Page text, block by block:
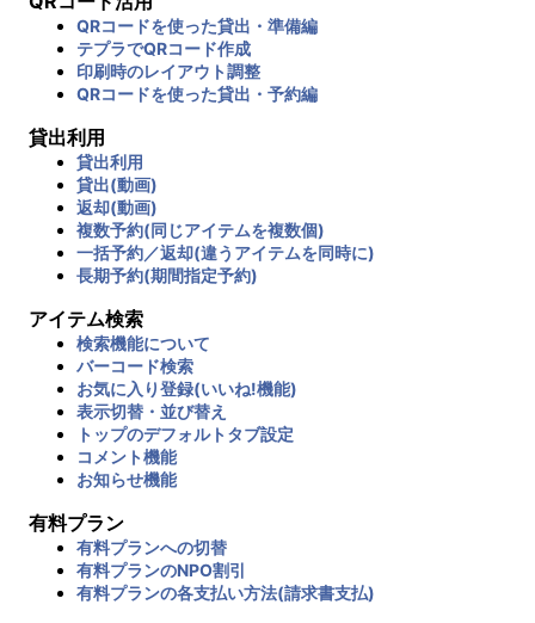
QRコードを使った貸出・準備編
テプラでQRコード作成
印刷時のレイアウト調整
QRコードを使った貸出・予約編
貸出利用
貸出利用
貸出(動画)
返却(動画)
複数予約(同じアイテムを複数個)
一括予約／返却(違うアイテムを同時に)
長期予約(期間指定予約)
アイテム検索
検索機能について
バーコード検索
お気に入り登録(いいね!機能)
表示切替・並び替え
トップのデフォルトタブ設定
コメント機能
お知らせ機能
有料プラン
有料プランへの切替
有料プランのNPO割引
有料プランの各支払い方法(請求書支払)